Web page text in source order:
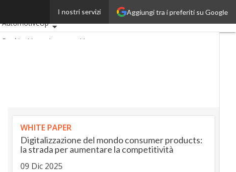
Aggiungi tra i preferiti su Google
I nostri servizi
AutomotiveUp
BankingUp
InsuranceUp
WHITE PAPER
Digitalizzazione del mondo consumer products:
la strada per aumentare la competitività
09 Dic 2025